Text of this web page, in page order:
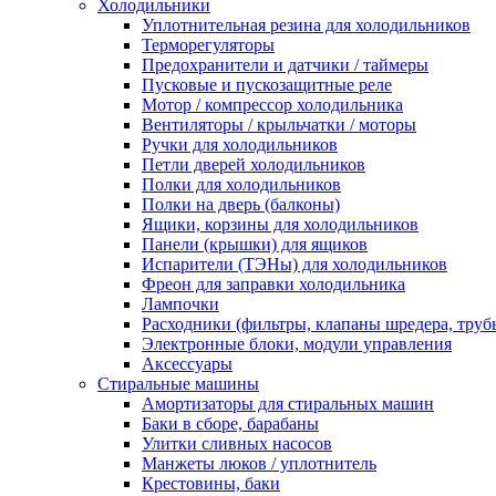
Холодильники
Уплотнительная резина для холодильников
Терморегуляторы
Предохранители и датчики / таймеры
Пусковые и пускозащитные реле
Мотор / компрессор холодильника
Вентиляторы / крыльчатки / моторы
Ручки для холодильников
Петли дверей холодильников
Полки для холодильников
Полки на дверь (балконы)
Ящики, корзины для холодильников
Панели (крышки) для ящиков
Испарители (ТЭНы) для холодильников
Фреон для заправки холодильника
Лампочки
Расходники (фильтры, клапаны шредера,
Электронные блоки, модули управления
Аксессуары
Стиральные машины
Амортизаторы для стиральных машин
Баки в сборе, барабаны
Улитки сливных насосов
Манжеты люков / уплотнитель
Крестовины, баки